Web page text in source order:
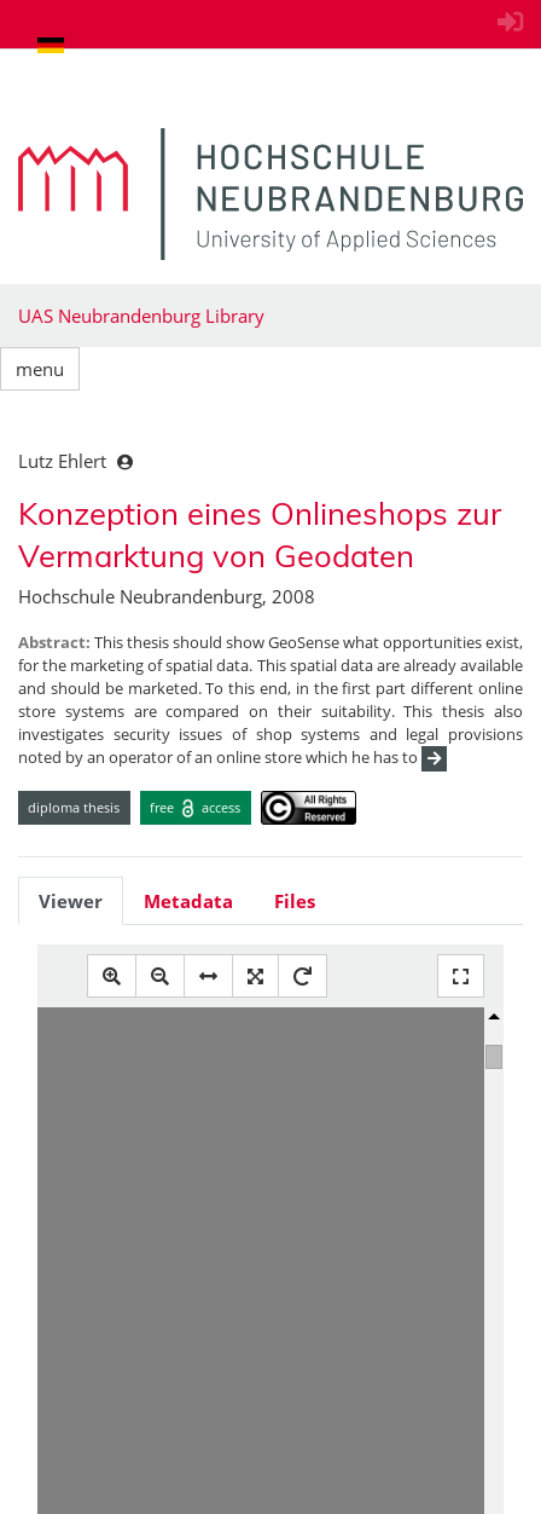
goto contents
UAS Neubrandenburg Library
menu
Lutz Ehlert
Konzeption eines Onlineshops zur
Vermarktung von Geodaten
Hochschule Neubrandenburg, 2008
Abstract: This thesis should show GeoSense what opportunities exist,
for the marketing of spatial data. This spatial data are already available
and should be marketed. To this end, in the first part different online
store systems are compared on their suitability. This thesis also
investigates security issues of shop systems and legal provisions
noted by an operator of an online store which he has to
diploma thesis free access
Viewer Metadata Files